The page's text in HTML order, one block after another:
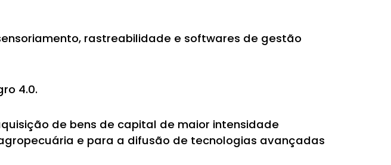
rastreabilidade e softwares de gestão
4.0.
de bens de capital de maior intensidade
e para a difusão de tecnologias avançadas